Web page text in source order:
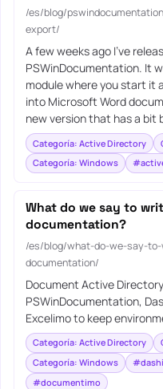
/es/blog/
export/
A few weeks ago I’ve
PSWinDocumentation. It
module where you start it
into Microsoft Word
new version that has a bit
Categoría: Active Directory
Categoría: Windows
What do we say to
documentation?
/es/blog/what-do-we-say-
documentation/
Document Active
PSWinDocumentation,
Excelimo to keep
Categoría: Active Directory
Categoría: Windows
#documentimo